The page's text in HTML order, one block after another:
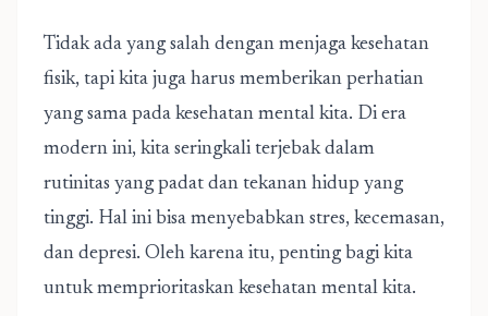
Tidak ada yang salah dengan menjaga kesehatan
fisik, tapi kita juga harus memberikan perhatian
yang sama pada kesehatan mental kita. Di era
modern ini, kita seringkali terjebak dalam
rutinitas yang padat dan tekanan hidup yang
tinggi. Hal ini bisa menyebabkan stres, kecemasan,
dan depresi. Oleh karena itu, penting bagi kita
untuk memprioritaskan kesehatan mental kita.